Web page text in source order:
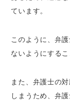
ています。
このように、弁
ないようにする
また、弁護士の
しまうため、弁